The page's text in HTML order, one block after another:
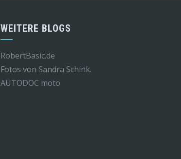
WEITERE BLOGS
RobertBasic.de
Fotos von Sandra Schink.
AUTODOC moto